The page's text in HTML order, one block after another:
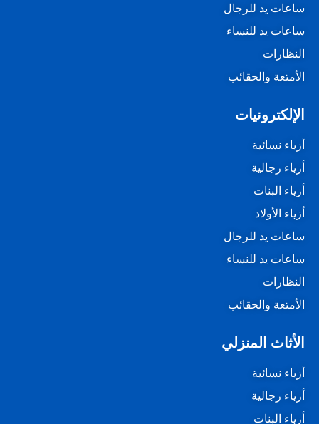
ساعات يد للرجال
ساعات يد للنساء
النظارات
الأمتعة والحقائب
الإلكترونيات
أزياء نسائية
أزياء رجالية
أزياء البنات
أزياء الأولاد
ساعات يد للرجال
ساعات يد للنساء
النظارات
الأمتعة والحقائب
الأثاث المنزلي
أزياء نسائية
أزياء رجالية
أزياء البنات